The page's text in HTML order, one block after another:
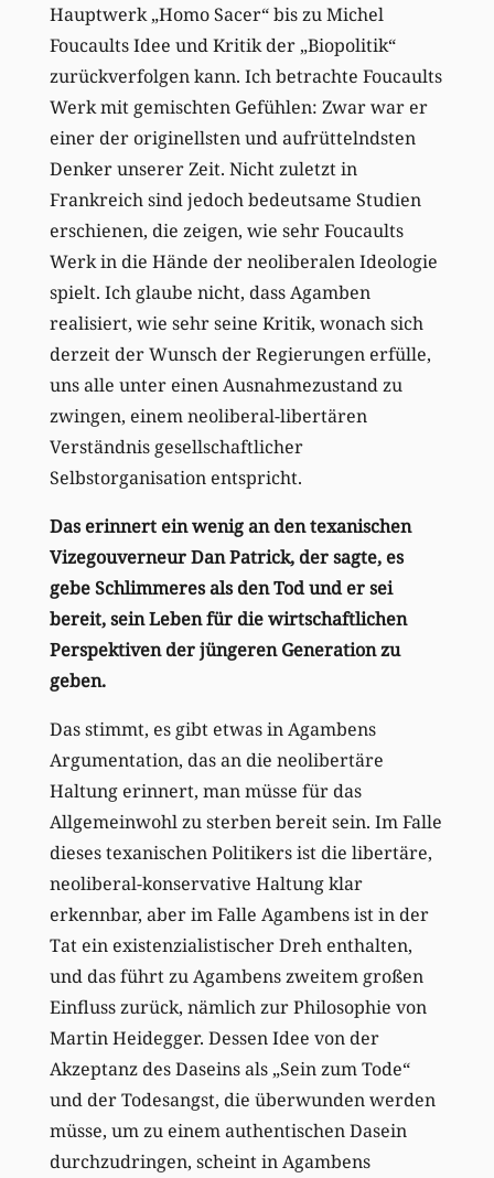
Hauptwerk „Homo Sacer“ bis zu Michel
Foucaults Idee und Kritik der „Biopolitik“
zurückverfolgen kann. Ich betrachte Foucaults
Werk mit gemischten Gefühlen: Zwar war er
einer der originellsten und aufrüttelndsten
Denker unserer Zeit. Nicht zuletzt in
Frankreich sind jedoch bedeutsame Studien
erschienen, die zeigen, wie sehr Foucaults
Werk in die Hände der neoliberalen Ideologie
spielt. Ich glaube nicht, dass Agamben
realisiert, wie sehr seine Kritik, wonach sich
derzeit der Wunsch der Regierungen erfülle,
uns alle unter einen Ausnahmezustand zu
zwingen, einem neoliberal-libertären
Verständnis gesellschaftlicher
Selbstorganisation entspricht.
Das erinnert ein wenig an den texanischen
Vizegouverneur Dan Patrick, der sagte, es
gebe Schlimmeres als den Tod und er sei
bereit, sein Leben für die wirtschaftlichen
Perspektiven der jüngeren Generation zu
geben.
Das stimmt, es gibt etwas in Agambens
Argumentation, das an die neolibertäre
Haltung erinnert, man müsse für das
Allgemeinwohl zu sterben bereit sein. Im Falle
dieses texanischen Politikers ist die libertäre,
neoliberal-konservative Haltung klar
erkennbar, aber im Falle Agambens ist in der
Tat ein existenzialistischer Dreh enthalten,
und das führt zu Agambens zweitem großen
Einfluss zurück, nämlich zur Philosophie von
Martin Heidegger. Dessen Idee von der
Akzeptanz des Daseins als „Sein zum Tode“
und der Todesangst, die überwunden werden
müsse, um zu einem authentischen Dasein
durchzudringen, scheint in Agambens